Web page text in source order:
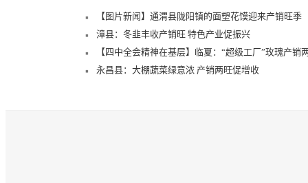
【图片新闻】通渭县陇阳镇的面塑花馍迎来产销旺季
漳县：冬韭丰收产销旺 特色产业促振兴
【四中全会精神在基层】临夏：“超级工厂”玫瑰产销
永昌县：大棚蔬菜绿意浓 产销两旺促增收